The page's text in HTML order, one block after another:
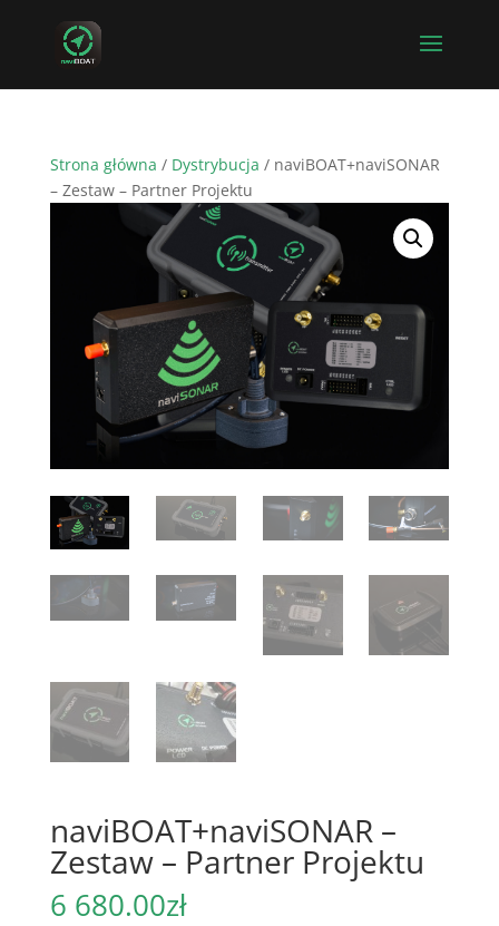
Strona główna / Dystrybucja / naviBOAT+naviSONAR
– Zestaw – Partner Projektu
naviBOAT+naviSONAR –
Zestaw – Partner Projektu
6 680.00zł